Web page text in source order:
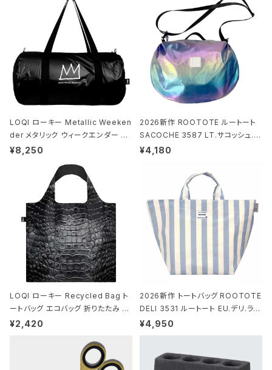
LOQI ローキー Metallic Weeken
der メタリック ウィークエンダー ボ
ストンバッグ ショルダーバッグ JEAN
ck ジャン=ミッシェル・バスキア/クラ
ウン ブラック
¥8,250
2026新作 ROOTOTE ルートート
SACOCHE 3587 LT.サコッシュ.ル
ミエ-B ショルダーバッグ グロスネイ
¥4,180
LOQI ローキー Recycled Bag ト
ートバッグ エコバッグ 折りたたみ 大
きめ 撥水加工 収納ポーチ CROCO
¥2,420
2026新作 トートバッグ ROOTOTE
DELI 3531 ルートート EU.デリ.ラミ
ネート-W サックス・ホワイト
¥4,950